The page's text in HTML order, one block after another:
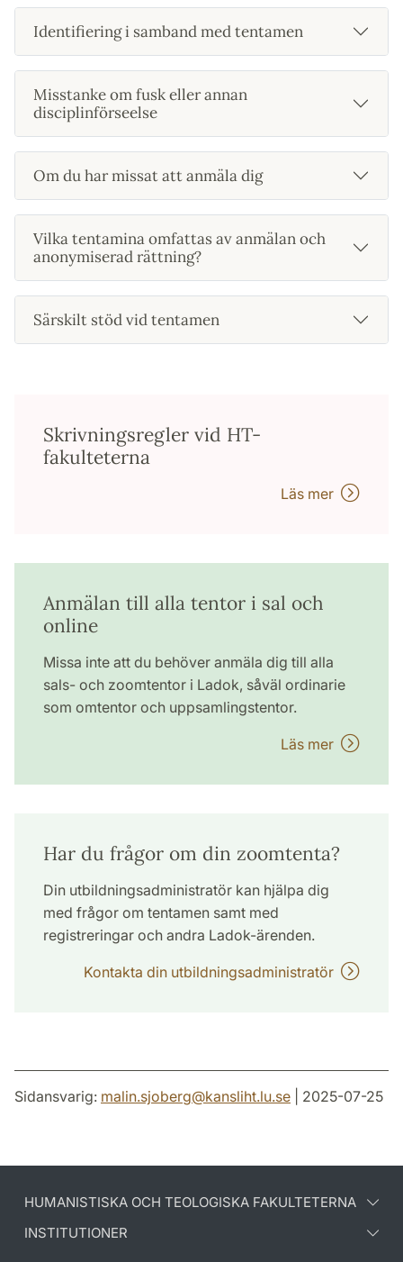
Identifiering i samband med tentamen
Misstanke om fusk eller annan
disciplinförseelse
Om du har missat att anmäla dig
Vilka tentamina omfattas av anmälan och
anonymiserad rättning?
Särskilt stöd vid tentamen
Skrivningsregler vid HT-
fakulteterna
Läs mer
Anmälan till alla tentor i sal och
online
Missa inte att du behöver anmäla dig till alla
sals- och zoomtentor i Ladok, såväl ordinarie
som omtentor och uppsamlingstentor.
Läs mer
Har du frågor om din zoomtenta?
Din utbildningsadministratör kan hjälpa dig
med frågor om tentamen samt med
registreringar och andra Ladok-ärenden.
Kontakta din utbildningsadministratör
Sidansvarig: malin.sjoberg@kansliht.lu.se | 2025-07-25
HUMANISTISKA OCH TEOLOGISKA FAKULTETERNA
INSTITUTIONER